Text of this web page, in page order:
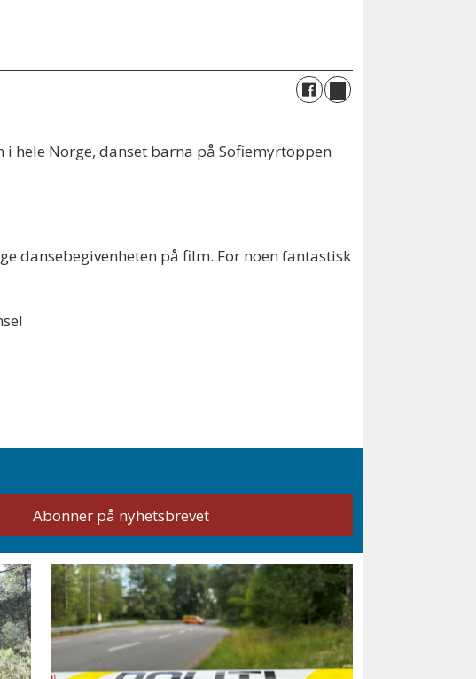
hele Norge, danset barna på Sofiemyrtoppen
dansebegivenheten på film. For noen fantastisk